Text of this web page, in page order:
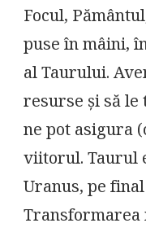
Focul,
puse în mâini,
al Taurului.
resurse și să
ne pot asigura
viitorul. Taurul
Uranus, pe
Transformarea